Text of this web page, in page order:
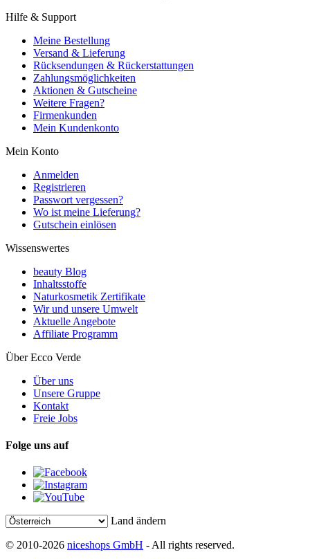
Hilfe & Support
Meine Bestellung
Versand & Lieferung
Rücksendungen & Rückerstattungen
Zahlungsmöglichkeiten
Aktionen & Gutscheine
Weitere Fragen?
Firmenkunden
Mein Kundenkonto
Mein Konto
Anmelden
Registrieren
Passwort vergessen?
Wo ist meine Lieferung?
Gutschein einlösen
Wissenswertes
beauty Blog
Inhaltsstoffe
Naturkosmetik Zertifikate
Wir und unsere Umwelt
Aktuelle Angebote
Affiliate Programm
Über Ecco Verde
Über uns
Unsere Gruppe
Kontakt
Freie Jobs
Folge uns auf
Land ändern
© 2010-2026 niceshops GmbH - All rights reserved.